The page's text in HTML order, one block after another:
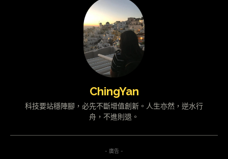
ChingYan
科技要站穩陣腳，必先不斷增值創新。人生亦然，逆水行
舟，不進則退。
- 廣告 -